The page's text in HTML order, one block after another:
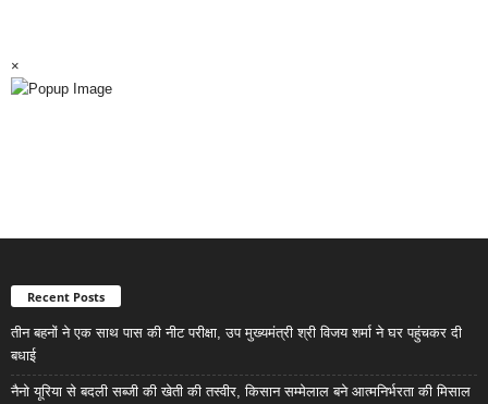
×
Recent Posts
तीन बहनों ने एक साथ पास की नीट परीक्षा, उप मुख्यमंत्री श्री विजय शर्मा ने घर पहुंचकर दी
बधाई
नैनो यूरिया से बदली सब्जी की खेती की तस्वीर, किसान सम्मेलाल बने आत्मनिर्भरता की मिसाल